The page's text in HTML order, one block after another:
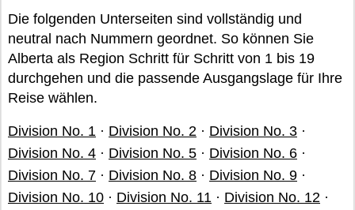
Die folgenden Unterseiten sind vollständig und
neutral nach Nummern geordnet. So können Sie
Alberta als Region Schritt für Schritt von 1 bis 19
durchgehen und die passende Ausgangslage für Ihre
Reise wählen.
Division No. 1 · Division No. 2 · Division No. 3 ·
Division No. 4 · Division No. 5 · Division No. 6 ·
Division No. 7 · Division No. 8 · Division No. 9 ·
Division No. 10 · Division No. 11 · Division No. 12 ·